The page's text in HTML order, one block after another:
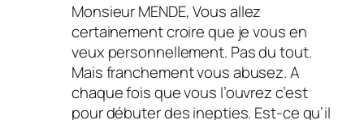
Monsieur MENDE, Vous allez
certainement croire que je vous en
veux personnellement. Pas du tout.
Mais franchement vous abusez. A
chaque fois que vous l’ouvrez c’est
pour débuter des inepties. Est-ce qu’il